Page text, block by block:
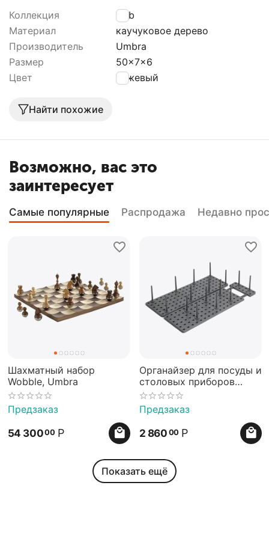
Коллекция
Hub
Материал
каучуковое дерево
Производитель
Umbra
Размер
50x7x6
Цвет
бежевый
Найти похожие
Возможно, вас это
заинтересует
Самые популярные Распродажа Недавно
Шахматный набор
Wobble, Umbra
Предзаказ
54 30000 Р
Органайзер для посуды и
столовых приборов
Peggy серый, Umbra
Предзаказ
2 860 00 Р
Показать ещё